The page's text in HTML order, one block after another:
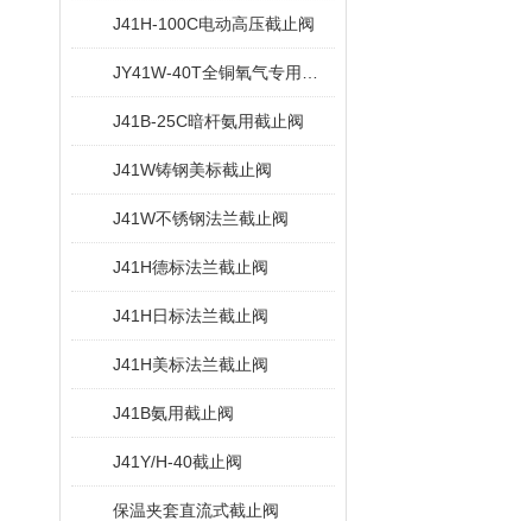
J41H-100C电动高压截止阀
J41B-25C暗杆氨用截止阀
J41W铸钢美标截止阀
J41W不锈钢法兰截止阀
J41H德标法兰截止阀
J41H日标法兰截止阀
J41H美标法兰截止阀
J41B氨用截止阀
J41Y/H-40截止阀
保温夹套直流式截止阀